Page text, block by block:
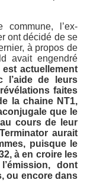
l’ex-
ont décidé de se
à propos de
avait engendré
est actuellement
l’aide de leurs
faites
la chaine NT1,
que le
cours de leur
Terminatoraurait
puisque le
à en croire les
dont
ou encore dans